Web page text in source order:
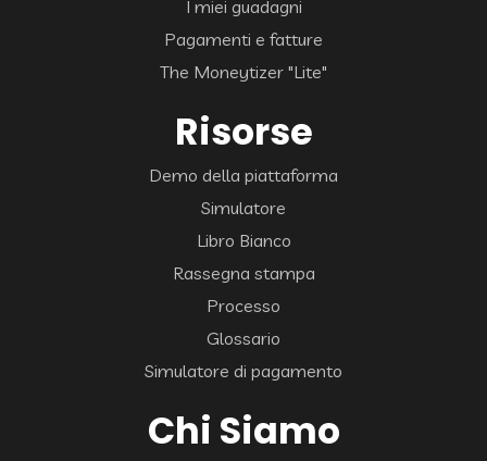
I miei guadagni
Pagamenti e fatture
The Moneytizer "Lite"
Risorse
Demo della piattaforma
Simulatore
Libro Bianco
Rassegna stampa
Processo
Glossario
Simulatore di pagamento
Chi Siamo